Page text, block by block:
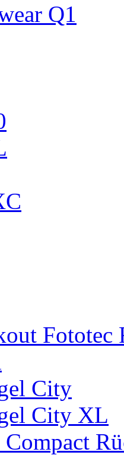
Q1
Fototec
City
City XL